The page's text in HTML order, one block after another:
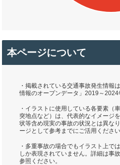
本ページについて
・掲載されている交通事故発生情報
情報のオープンデータ」2019～2024
・イラストに使用している各要素（
突地点など）は、代表的なイメージ
状等含め現実の事故の状況とは異な
ージとして参考までにご活用ください
・多重事故の場合でもイラスト上で
しか表現されていません。詳細は事
参照ください。